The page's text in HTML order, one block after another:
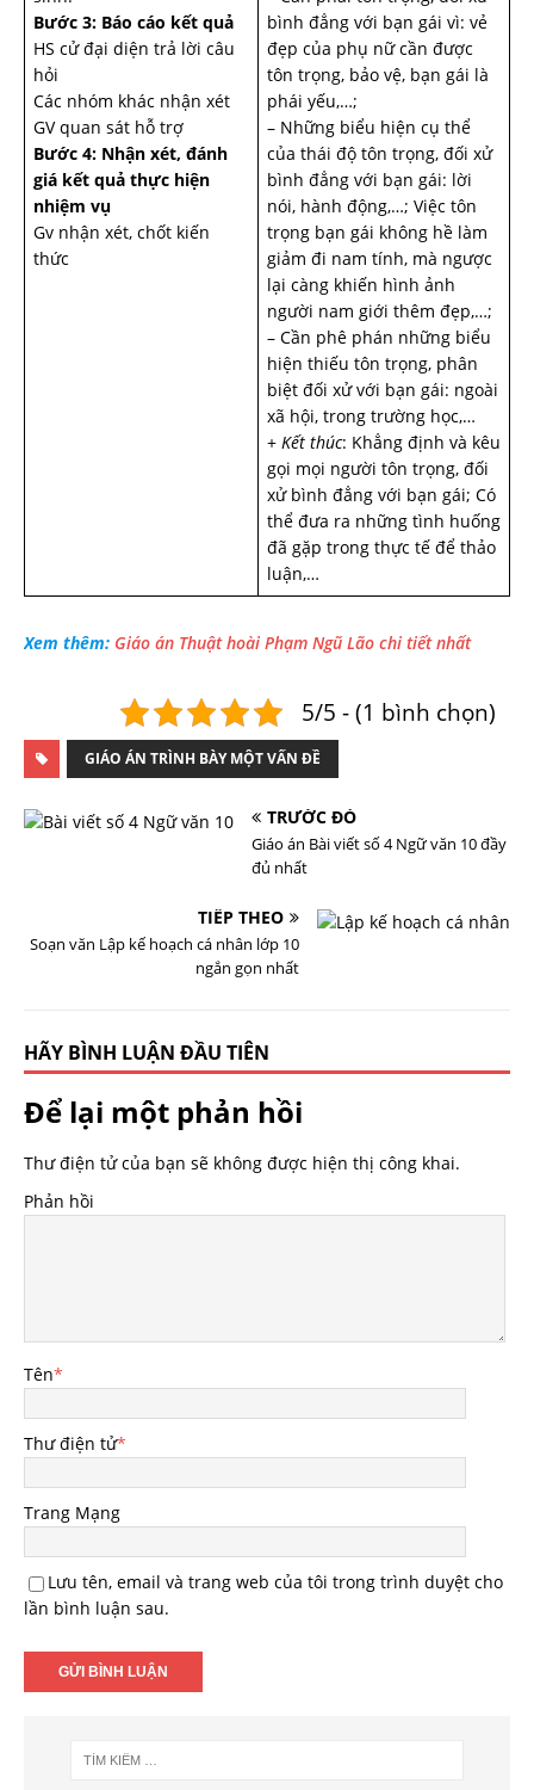
Bước 3: Báo cáo kết quả
HS cử đại diện trả lời câu
hỏi
Các nhóm khác nhận xét
GV quan sát hỗ trợ
Bước 4: Nhận xét, đánh
giá kết quả thực hiện
nhiệm vụ
Gv nhận xét, chốt kiến
thức
bình đẳng với bạn gái vì: vẻ
đẹp của phụ nữ cần được
tôn trọng, bảo vệ, bạn gái là
phái yếu,…;
– Những biểu hiện cụ thể
của thái độ tôn trọng, đối xử
bình đẳng với bạn gái: lời
nói, hành động,…; Việc tôn
trọng bạn gái không hề làm
giảm đi nam tính, mà ngược
lại càng khiến hình ảnh
người nam giới thêm đẹp,…;
– Cần phê phán những biểu
hiện thiếu tôn trọng, phân
biệt đối xử với bạn gái: ngoài
xã hội, trong trường học,…
+ Kết thúc: Khẳng định và kêu
gọi mọi người tôn trọng, đối
xử bình đẳng với bạn gái; Có
thể đưa ra những tình huống
đã gặp trong thực tế để thảo
luận,…
Xem thêm: Giáo án Thuật hoài Phạm Ngũ Lão chi tiết nhất
5/5 - (1 bình chọn)
GIÁO ÁN TRÌNH BÀY MỘT VẤN ĐỀ
TRƯỚC ĐÓ
Giáo án Bài viết số 4 Ngữ văn 10 đầy
đủ nhất
TIẾP THEO
Soạn văn Lập kế hoạch cá nhân lớp 10
ngắn gọn nhất
HÃY BÌNH LUẬN ĐẦU TIÊN
Để lại một phản hồi
Thư điện tử của bạn sẽ không được hiện thị công khai.
Phản hồi
Tên*
Thư điện tử*
Trang Mạng
Lưu tên, email và trang web của tôi trong trình duyệt cho
lần bình luận sau.